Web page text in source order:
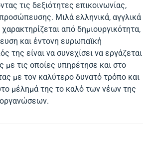
τις δεξιότητες επικοινωνίας,
Μιλά ελληνικά, αγγλικά
χαρακτηρίζεται από δημιουργικότητα,
και έντονη ευρωπαϊκή
της είναι να συνεχίσει να εργάζεται
με τις οποίες υπηρέτησε και στο
με τον καλύτερο δυνατό τρόπο και
μέλημά της το καλό των νέων της